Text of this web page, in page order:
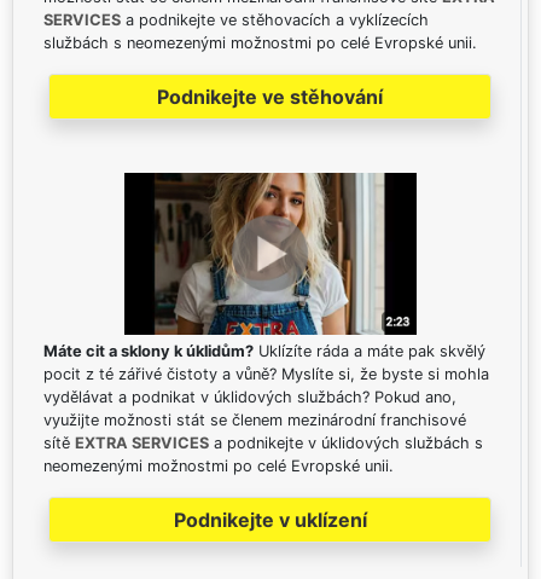
SERVICES a podnikejte ve stěhovacích a vyklízecích
službách s neomezenými možnostmi po celé Evropské unii.
Podnikejte ve stěhování
Máte cit a sklony k úklidům? Uklízíte ráda a máte pak skvělý
pocit z té zářivé čistoty a vůně? Myslíte si, že byste si mohla
vydělávat a podnikat v úklidových službách? Pokud ano,
využijte možnosti stát se členem mezinárodní franchisové
sítě EXTRA SERVICES a podnikejte v úklidových službách s
neomezenými možnostmi po celé Evropské unii.
Podnikejte v uklízení